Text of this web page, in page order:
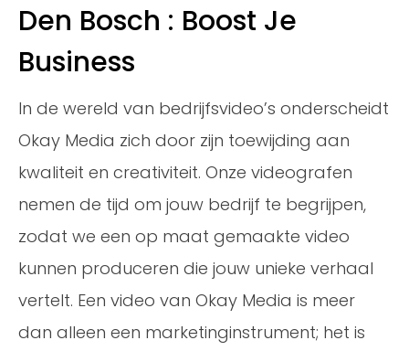
Den Bosch : Boost Je
Business
In de wereld van bedrijfsvideo’s onderscheidt
Okay Media zich door zijn toewijding aan
kwaliteit en creativiteit. Onze videografen
nemen de tijd om jouw bedrijf te begrijpen,
zodat we een op maat gemaakte video
kunnen produceren die jouw unieke verhaal
vertelt. Een video van Okay Media is meer
dan alleen een marketinginstrument; het is